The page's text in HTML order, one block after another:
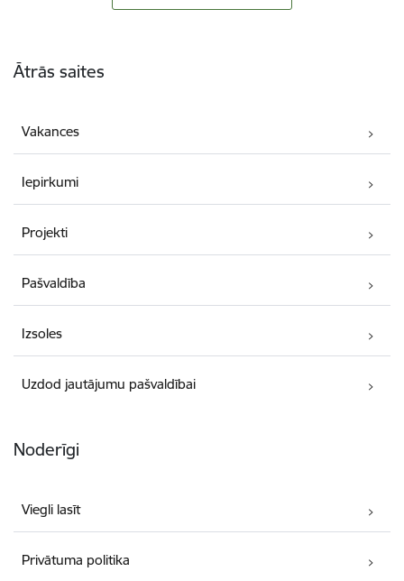
Ātrās saites
Vakances
Iepirkumi
Projekti
Pašvaldība
Izsoles
Uzdod jautājumu pašvaldībai
Noderīgi
Viegli lasīt
Privātuma politika